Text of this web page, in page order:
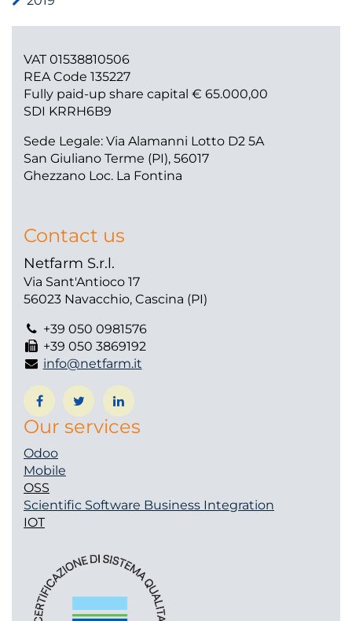
VAT 01538810506
REA Code 135227
Fully paid-up share capital € 65.000,00
SDI KRRH6B9
Sede Legale: Via Alamanni Lotto D2 5A
San Giuliano Terme (PI), 56017
Ghezzano Loc. La Fontina
Contact us
Netfarm S.r.l.
Via Sant'Antioco 17
56023 Navacchio, Cascina (PI)
+39 050 0981576
+39 050 3869192
info@netfarm.it
Our services
Odoo
Mobile
OSS
Scientific Software Business Integration
IOT